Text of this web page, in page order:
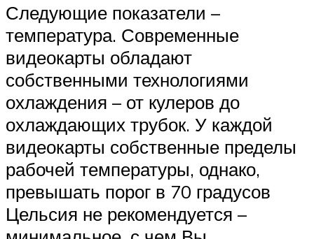
Следующие показатели –
температура. Современные
видеокарты обладают
собственными технологиями
охлаждения – от кулеров до
охлаждающих трубок. У каждой
видеокарты собственные пределы
рабочей температуры, однако,
превышать порог в 70 градусов
Цельсия не рекомендуется –